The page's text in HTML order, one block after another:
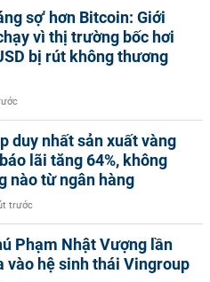
sợ' hơn Bitcoin: Giới
vì thị trường bốc hơi
bị rút không thương
duy nhất sản xuất vàng
lãi tăng 64%, không
nào từ ngân hàng
trước
Phạm Nhật Vượng lần
vào hệ sinh thái Vingroup